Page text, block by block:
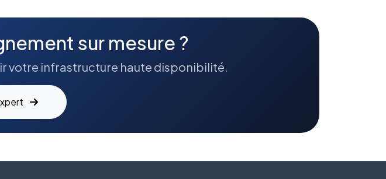
sur mesure ?
votre infrastructure haute disponibilité.